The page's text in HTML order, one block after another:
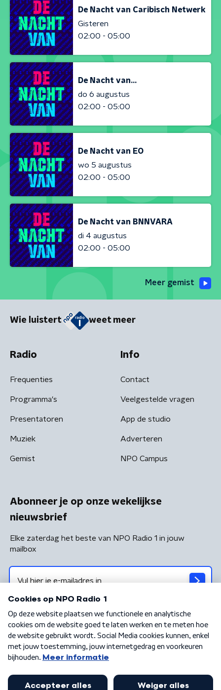
De Nacht van Caribisch Netwerk
Gisteren
02:00 - 05:00
De Nacht van...
do 6 augustus
02:00 - 05:00
De Nacht van EO
wo 5 augustus
02:00 - 05:00
De Nacht van BNNVARA
di 4 augustus
02:00 - 05:00
Meer gemist
Wie luistert weet meer
Radio
Frequenties
Programma's
Presentatoren
Muziek
Gemist
Info
Contact
Veelgestelde vragen
App de studio
Adverteren
NPO Campus
Abonneer je op onze wekelijkse
nieuwsbrief
Elke zaterdag het beste van NPO Radio 1 in jouw
mailbox
Algemene voorwaarden